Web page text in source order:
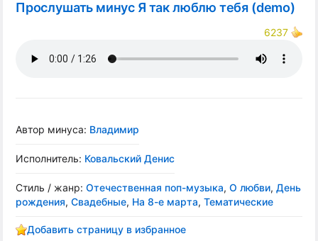
Прослушать минус Я так люблю тебя (demo)
6237
Автор минуса: Владимир
Исполнитель: Ковальский Денис
Стиль / жанр: Отечественная поп-музыка, О любви, День
рождения, Свадебные, На 8-е марта, Тематические
Добавить страницу в избранное